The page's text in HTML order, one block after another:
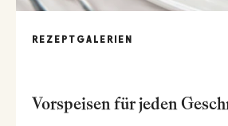
REZEPTGALERIEN
Vorspeisen für jeden